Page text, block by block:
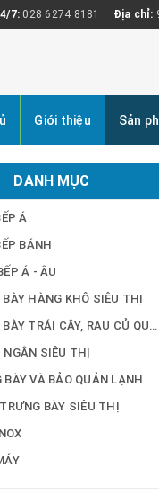
7: 028 6274 8181 Địa chỉ:
Giới thiệu Sản
DANH MỤC
Á
BÁNH
Á - ÂU
BÀY HÀNG KHÔ SIÊU THỊ
NGÂN SIÊU THỊ
BÀY VÀ BẢO QUẢN LẠNH
BÀY SIÊU THỊ